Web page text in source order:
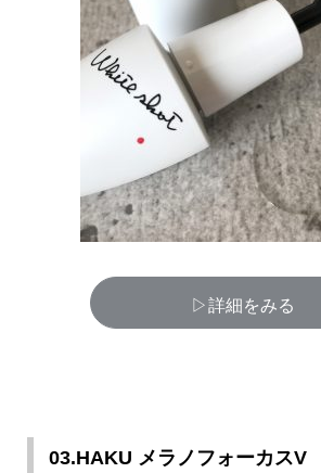
▷詳細をみる
03.HAKU メラノフォーカスV